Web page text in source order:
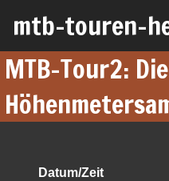
mtb-touren-
MTB-Tour2: Die
Datum/Zeit